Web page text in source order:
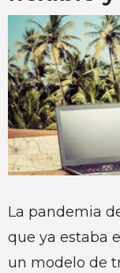
La pandemia
que ya estaba
un modelo de